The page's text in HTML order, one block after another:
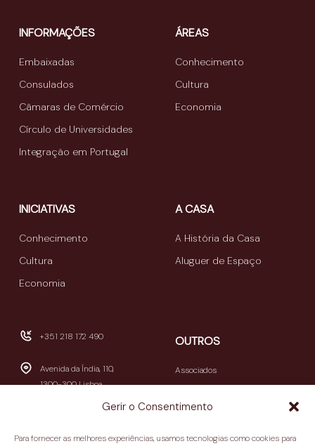
Gerir o Consentimento
Para fornecer as melhores experiências, usamos tecnologias como cookies para
INFORMAÇÕES
Embaixadas
Consulados
Câmaras de Comércio
Círculo de Universidades
Integração em Portugal
ÁREAS
Conhecimento
Cultura
Economia
INICIATIVAS
Conhecimento
Cultura
Economia
A CASA
A História da Casa
Aluguer de Espaço
+351 218 172 490
Avenida da Índia, 110,
1300-300 Lisboa
OUTROS
Associados
Relatório e Contas